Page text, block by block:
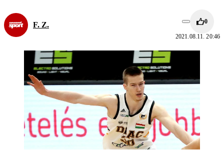
F. Z. 0
2021.08.11. 20:46